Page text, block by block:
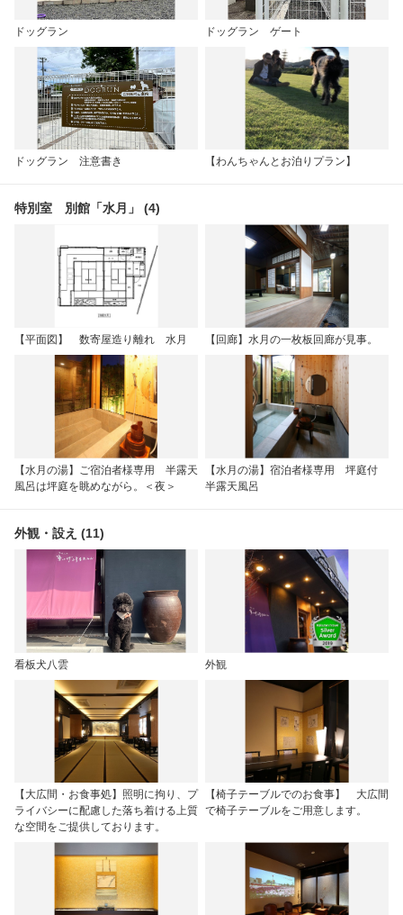
ドッグラン ドッグラン ゲート
ドッグラン 注意書き 【わんちゃんとお泊りプラン】
特別室 別館「水月」 (4)
【平面図】 数寄屋造り離れ 水月 【回廊】水月の一枚板回廊が見事。
【水月の湯】ご宿泊者様専用 半露天
風呂は坪庭を眺めながら。＜夜＞
【水月の湯】宿泊者様専用 坪庭付
半露天風呂
外観・設え (11)
看板犬八雲 外観
【大広間・お食事処】照明に拘り、プ
ライバシーに配慮した落ち着ける上質
な空間をご提供しております。
【椅子テーブルでのお食事】 大広間
で椅子テーブルをご用意します。